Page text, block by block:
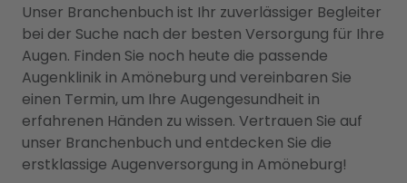
Unser Branchenbuch ist Ihr zuverlässiger Begleiter
bei der Suche nach der besten Versorgung für Ihre
Augen. Finden Sie noch heute die passende
Augenklinik in Amöneburg und vereinbaren Sie
einen Termin, um Ihre Augengesundheit in
erfahrenen Händen zu wissen. Vertrauen Sie auf
unser Branchenbuch und entdecken Sie die
erstklassige Augenversorgung in Amöneburg!